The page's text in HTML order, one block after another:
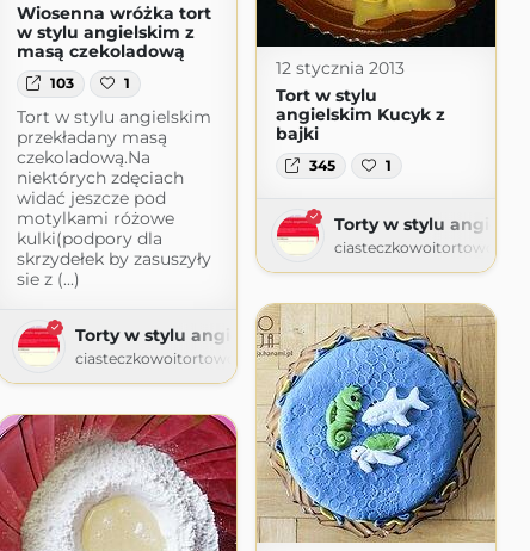
Wiosenna wróżka tort
w stylu angielskim z
masą czekoladową
103 1
Tort w stylu angielskim
przekładany masą
czekoladową.Na
niektórych zdęciach
widać jeszcze pod
motylkami różowe
kulki(podpory dla
skrzydełek by zasuszyły
sie z (...)
Torty w stylu angielskim i nie tylko
ciasteczkowoitortowo.blogspot.com
12 stycznia 2013
Tort w stylu
angielskim Kucyk z
bajki
345 1
Torty w stylu